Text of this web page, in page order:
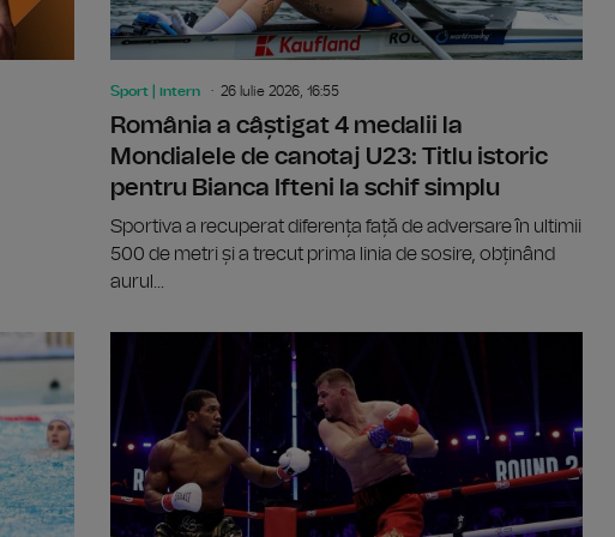
Sport | intern 26 Iulie 2026, 16:55
România a câștigat 4 medalii la
Mondialele de canotaj U23: Titlu istoric
pentru Bianca Ifteni la schif simplu
Sportiva a recuperat diferența față de adversare în ultimii
500 de metri și a trecut prima linia de sosire, obținând
aurul...